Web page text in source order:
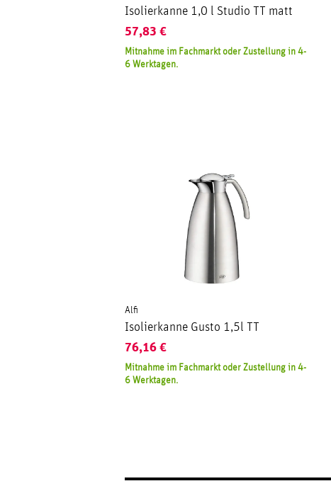
Isolierkanne 1,0 l Studio TT matt
57,83 €
Mitnahme im Fachmarkt oder Zustellung in 4-
6 Werktagen.
Alfi
Isolierkanne Gusto 1,5l TT
76,16 €
Mitnahme im Fachmarkt oder Zustellung in 4-
6 Werktagen.